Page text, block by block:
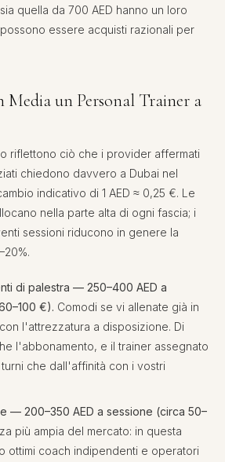
quella da 700 AED hanno un loro
essere acquisti razionali per
Media un Personal Trainer a
riflettono ciò che i provider affermati
chiedono davvero a Dubai nel
indicativo di 1 AED ≈ 0,25 €. Le
nella parte alta di ogni fascia; i
sessioni riducono in genere la
di palestra — 250–400 AED a
€). Comodi se vi allenate già in
l'attrezzatura a disposizione. Di
l'abbonamento, e il trainer assegnato
che dall'affinità con i vostri
— 200–350 AED a sessione (circa 50–
più ampia del mercato: in questa
ottimi coach indipendenti e operatori